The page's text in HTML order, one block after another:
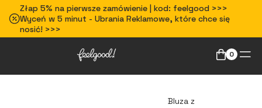
Złap 5% na pierwsze zamówienie | kod: feelgood >>>
Wyceń w 5 minut - Ubrania Reklamowe, które chce się
nosić! >>>
0
Bluza z